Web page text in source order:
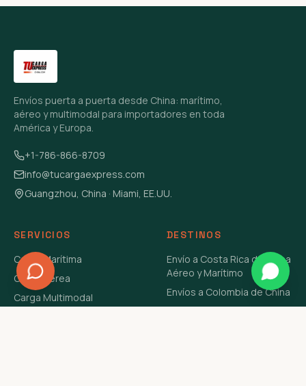
Envíos puerta a puerta desde China: marítimo,
aéreo y multimodal para importadores en toda
América y Europa.
+1-786-866-8709
info@tucargaexpress.com
Guangzhou, China · Miami, EE.UU.
SERVICIOS
Carga Marítima
Carga Aérea
Carga Multimodal
DESTINOS
Envío a Costa Rica de China
Aéreo y Marítimo
Envíos a Colombia de China